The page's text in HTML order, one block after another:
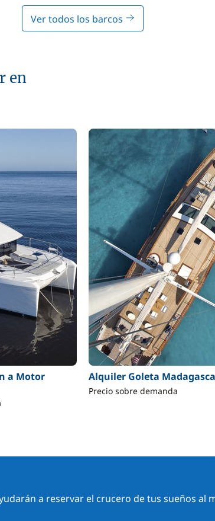
Ver todos los barcos
en
a Motor
Alquiler Goleta
Precio sobre demanda
a reservar el crucero de tus sueños al